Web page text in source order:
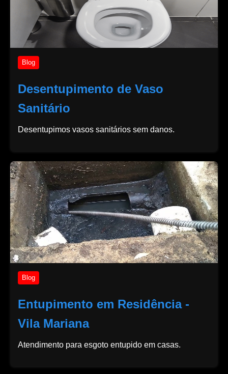
Blog
Desentupimento de Vaso
Sanitário
Desentupimos vasos sanitários sem danos.
Blog
Entupimento em Residência -
Vila Mariana
Atendimento para esgoto entupido em casas.